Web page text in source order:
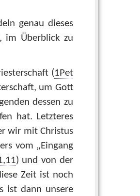
genau dieses
im Überblick zu
(1Pet
um Gott
dessen zu
hat. Letzteres
wir mit Christus
vom „Eingang
) und von der
Zeit ist noch
ist dann unsere